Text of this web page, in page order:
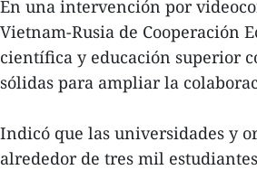
En una intervención por
Vietnam-Rusia de Cooperación
científica y educación superior
sólidas para ampliar la
Indicó que las universidades y
alrededor de tres mil